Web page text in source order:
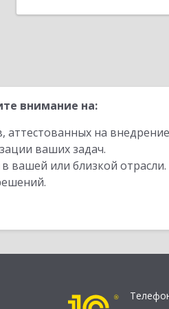
внимание на:
аттестованных на
ваших задач.
вашей или близкой